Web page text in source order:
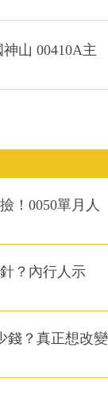
山 00410A主
！0050單月人
？內行人示
錢？真正想改變